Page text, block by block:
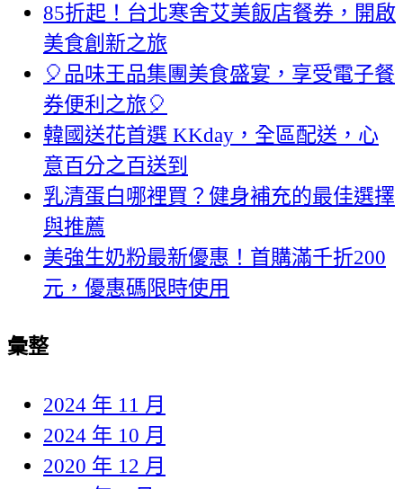
85折起！台北寒舍艾美飯店餐券，開啟
美食創新之旅
🎈品味王品集團美食盛宴，享受電子餐
券便利之旅🎈
韓國送花首選 KKday，全區配送，心
意百分之百送到
乳清蛋白哪裡買？健身補充的最佳選擇
與推薦
美強生奶粉最新優惠！首購滿千折200
元，優惠碼限時使用
彙整
2024 年 11 月
2024 年 10 月
2020 年 12 月